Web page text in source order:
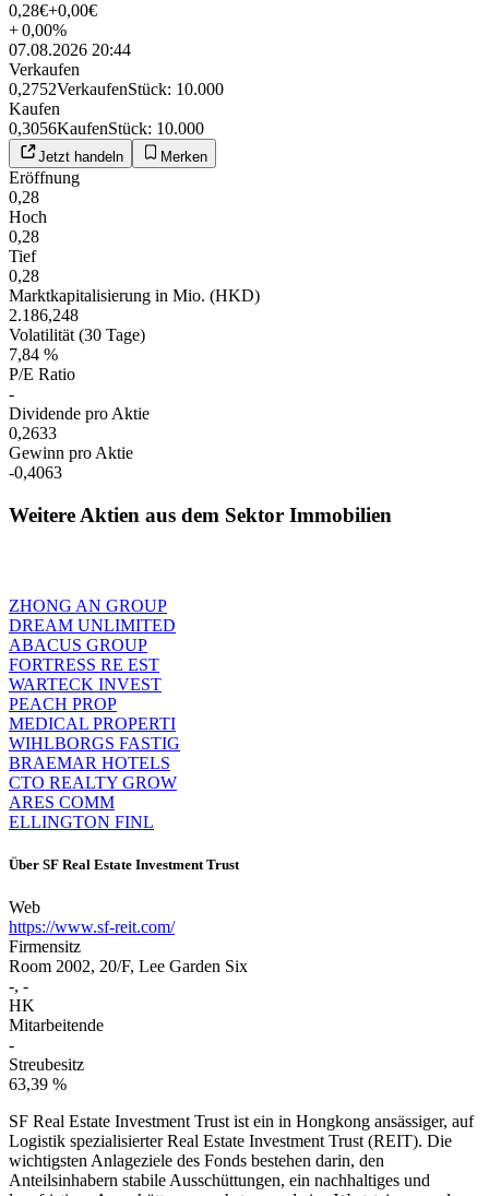
0,28€+0,00€
+0,00%
07.08.2026 20:44
Verkaufen
0,2752VerkaufenStück: 10.000
Kaufen
0,3056KaufenStück: 10.000
Jetzt handeln Merken
Eröffnung
0,28
Hoch
0,28
Tief
0,28
Marktkapitalisierung in Mio. (HKD)
2.186,248
Volatilität (30 Tage)
7,84 %
P/E Ratio
-
Dividende pro Aktie
0,2633
Gewinn pro Aktie
-0,4063
Weitere Aktien aus dem Sektor Immobilien
ZHONG AN GROUP
DREAM UNLIMITED
ABACUS GROUP
FORTRESS RE EST
WARTECK INVEST
PEACH PROP
MEDICAL PROPERTI
WIHLBORGS FASTIG
BRAEMAR HOTELS
CTO REALTY GROW
ARES COMM
ELLINGTON FINL
Über SF Real Estate Investment Trust
Web
https://www.sf-reit.com/
Firmensitz
Room 2002, 20/F, Lee Garden Six
-, -
HK
Mitarbeitende
-
Streubesitz
63,39 %
SF Real Estate Investment Trust ist ein in Hongkong ansässiger, auf
Logistik spezialisierter Real Estate Investment Trust (REIT). Die
wichtigsten Anlageziele des Fonds bestehen darin, den
Anteilsinhabern stabile Ausschüttungen, ein nachhaltiges und